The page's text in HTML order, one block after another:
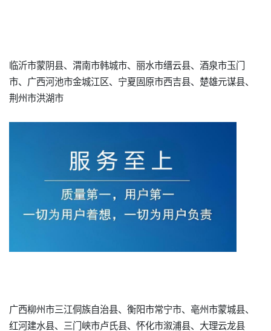
临沂市蒙阴县、渭南市韩城市、丽水市缙云县、酒泉市玉门
市、广西河池市金城江区、宁夏固原市西吉县、楚雄元谋县、
荆州市洪湖市
广西柳州市三江侗族自治县、衡阳市常宁市、亳州市蒙城县、
红河建水县、三门峡市卢氏县、怀化市溆浦县、大理云龙县